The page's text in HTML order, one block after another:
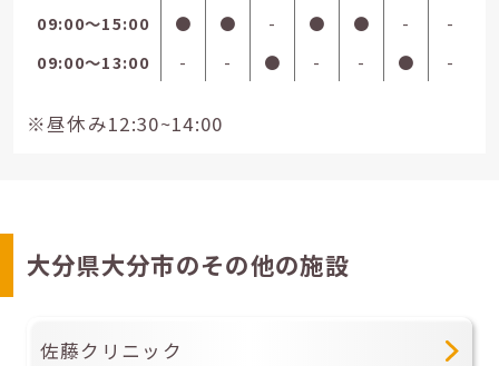
09:00〜15:00 ● ● - ● ● -
-
09:00〜13:00
- - ● - - ● -
※昼休み12:30~14:00
大分県大分市のその他の施設
佐藤クリニック